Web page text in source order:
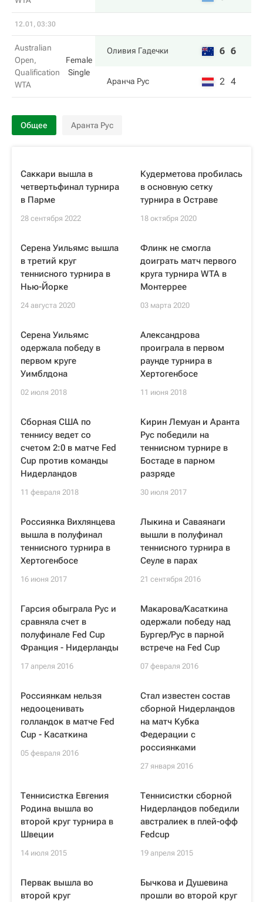
12.01, 03:30
Australian
Open,
Qualification
WTA
Female
Single
Оливия Гадечки 6 6
Аранча Рус 2 4
Общее Аранта Рус
Саккари вышла в
четвертьфинал турнира
в Парме
28 сентября 2022
Кудерметова пробилась
в основную сетку
турнира в Остраве
18 октября 2020
Серена Уильямс вышла
в третий круг
теннисного турнира в
Нью-Йорке
24 августа 2020
Флинк не смогла
доиграть матч первого
круга турнира WTA в
Монтеррее
03 марта 2020
Серена Уильямс
одержала победу в
первом круге
Уимблдона
02 июля 2018
Александрова
проиграла в первом
раунде турнира в
Хертогенбосе
11 июня 2018
Сборная США по
теннису ведет со
счетом 2:0 в матче Fed
Cup против команды
Нидерландов
11 февраля 2018
Кирин Лемуан и Аранта
Рус победили на
теннисном турнире в
Бостаде в парном
разряде
30 июля 2017
Россиянка Вихлянцева
вышла в полуфинал
теннисного турнира в
Хертогенбосе
16 июня 2017
Лыкина и Саваянаги
вышли в полуфинал
теннисного турнира в
Сеуле в парах
21 сентября 2016
Гарсия обыграла Рус и
сравняла счет в
полуфинале Fed Cup
Франция - Нидерланды
17 апреля 2016
Макарова/Касаткина
одержали победу над
Бургер/Рус в парной
встрече на Fed Cup
07 февраля 2016
Россиянкам нельзя
недооценивать
голландок в матче Fed
Cup - Касаткина
05 февраля 2016
Стал известен состав
сборной Нидерландов
на матч Кубка
Федерации с
россиянками
27 января 2016
Теннисистка Евгения
Родина вышла во
второй круг турнира в
Швеции
14 июля 2015
Теннисистки сборной
Нидерландов победили
австралиек в плей-офф
Fedcup
19 апреля 2015
Первак вышла во
второй круг
Бычкова и Душевина
прошли во второй круг